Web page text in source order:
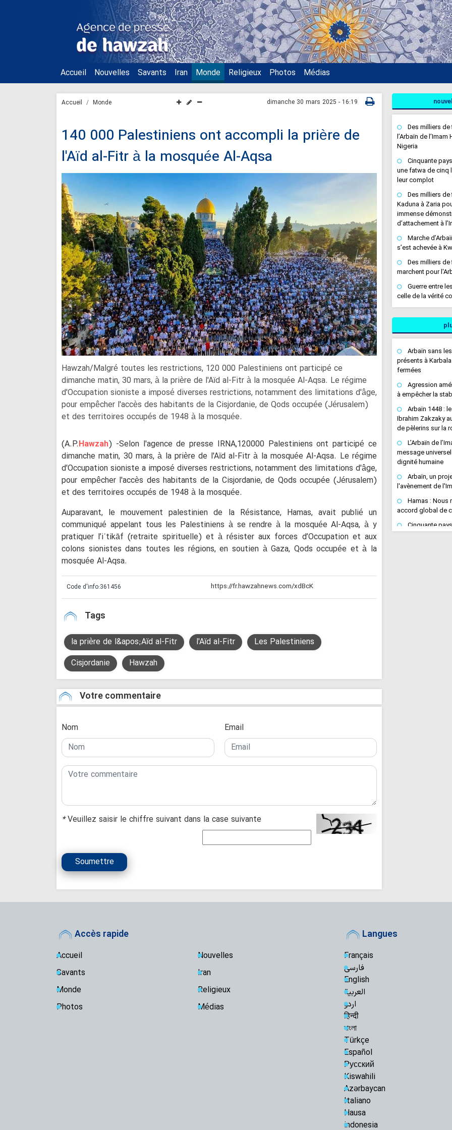
Accueil Nouvelles Savants Iran Monde Religieux Photos Médias
Accueil Monde dimanche 30 mars 2025 - 16:19
140 000 Palestiniens ont accompli la prière de
l'Aïd al-Fitr à la mosquée Al-Aqsa
Hawzah/Malgré toutes les restrictions, 120 000 Palestiniens ont participé ce
dimanche matin, 30 mars, à la prière de l'Aïd al-Fitr à la mosquée Al-Aqsa. Le régime
d'Occupation sioniste a imposé diverses restrictions, notamment des limitations d'âge,
pour empêcher l'accès des habitants de la Cisjordanie, de Qods occupée (Jérusalem)
et des territoires occupés de 1948 à la mosquée.
(A.P.Hawzah) -Selon l'agence de presse IRNA,120000 Palestiniens ont participé ce
dimanche matin, 30 mars, à la prière de l'Aïd al-Fitr à la mosquée Al-Aqsa. Le régime
d'Occupation sioniste a imposé diverses restrictions, notamment des limitations d'âge,
pour empêcher l'accès des habitants de la Cisjordanie, de Qods occupée (Jérusalem)
et des territoires occupés de 1948 à la mosquée.
Auparavant, le mouvement palestinien de la Résistance, Hamas, avait publié un
communiqué appelant tous les Palestiniens à se rendre à la mosquée Al-Aqsa, à y
pratiquer l’iʿtikāf (retraite spirituelle) et à résister aux forces d’Occupation et aux
colons sionistes dans toutes les régions, en soutien à Gaza, Qods occupée et à la
mosquée Al-Aqsa.
Code d'info:361456
Tags
la prière de l&apos;Aïd al-Fitr l'Aïd al-Fitr
Les Palestiniens
Cisjordanie
Hawzah
Votre commentaire
Nom Email
*Veuillez saisir le chiffre suivant dans la case suivante
Soumettre
Des milliers
l’Arbaïn de
Nigeria
Cinquante
une fatwa de cinq
leur complot
Des milliers
Kaduna à Zaria
immense
d’attachement à
Marche
s’est achevée à
Des milliers de
marchent pour
Guerre entre
celle de la vérité
l’opprimé contre
message
dignité humaine
Arbaïn sans
présents à
fermées
Hamas : Nous
accord global de
Jihad
Israël » ; le
informations
Arbaïn sans
présents à
fermées
Agression
à empêcher la
Arbaïn 1448 :
Ibrahim Zakzaky
de pèlerins sur la
L’Arbaïn de
message
dignité humaine
Arbaïn, un
l'avènement de
Hamas : Nous
accord global de
Cinquante
Accès rapide
Accueil
Nouvelles
Savants
Iran
Monde
Religieux
Photos
Médias
Langues
Français
فارسی
English
العربیة
اردو
हिन्दी
বাংলা
Türkçe
Español
Русский
Kiswahili
Azərbaycan
Italiano
Hausa
indonesia